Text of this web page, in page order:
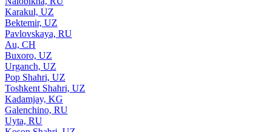
Karakul, UZ
Bektemir, UZ
Pavlovskaya, RU
Au, CH
Buxoro, UZ
Urganch, UZ
Pop Shahri, UZ
Toshkent Shahri, UZ
Kadamjay, KG
Galenchino, RU
Uyta, RU